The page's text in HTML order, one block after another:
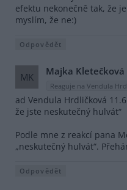
efektu nekonečně tak, že
myslím, že ne:)
Odpovědět
MK Majka Kletečková
Reaguje na Vendula
ad Vendula Hrdličková
že jste neskutečný hulvát“
Podle mne z reakcí pana
„neskutečný hulvát“.
Odpovědět